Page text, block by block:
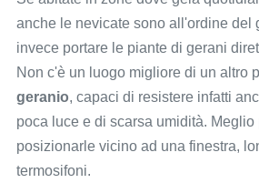
anche le nevicate sono all'ordine del
invece portare le piante di gerani
Non c'è un luogo migliore di un altro
geranio, capaci di resistere infatti
poca luce e di scarsa umidità.
posizionarle vicino ad una finestra,
termosifoni.